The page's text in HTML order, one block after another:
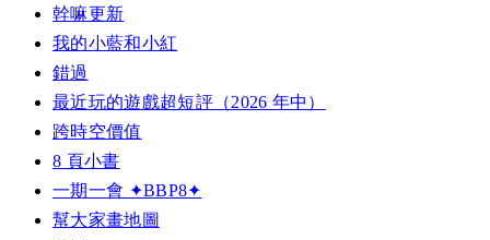
幹嘛更新
我的小藍和小紅
錯過
最近玩的遊戲超短評（2026 年中）
跨時空價值
8 頁小書
一期一會 ✦BBP8✦
幫大家畫地圖